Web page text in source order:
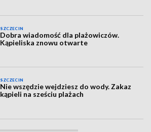
SZCZECIN
Dobra wiadomość dla plażowiczów.
Kąpieliska znowu otwarte
SZCZECIN
Nie wszędzie wejdziesz do wody. Zakaz
kąpieli na sześciu plażach